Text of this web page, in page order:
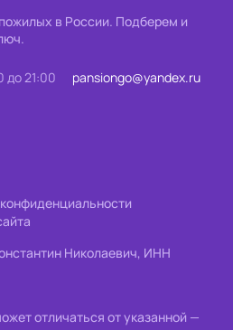
в России. Подберем и
до 21:00 pansiongo@yandex.ru
Николаевич, ИНН
отличаться от указанной —